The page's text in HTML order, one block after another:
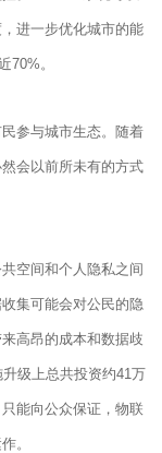
进一步优化城市的能
70%。
参与城市生态。随着
会以前所未有的方式
空间和个人隐私之间
集可能会对公民的隐
高昂的成本和数据歧
级上总共投资约41万
能向公众保证，物联
。